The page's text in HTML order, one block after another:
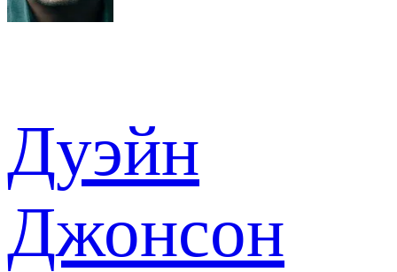
Дуэйн
Джонсон